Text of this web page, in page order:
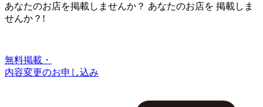
あなたのお店を掲載しませんか？ あなたのお店を 掲載しま
せんか？!
無料掲載・
内容変更のお申し込み